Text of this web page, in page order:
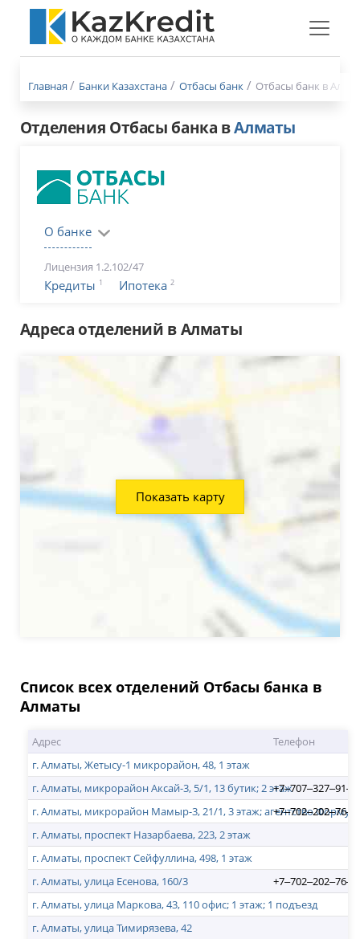
Меню
Главная Банки Казахстана Отбасы банк Отбасы банк в
Отделения Отбасы банка вАлматы
О банке
Лицензия 1.2.102/47
Кредиты 1 Ипотека 2
Адреса отделений в Алматы
Показать карту
Список всех отделений Отбасы банка в
Алматы
Адрес
Телефон
г. Алматы, Жетысу-1 микрорайон, 48, 1 этаж
г. Алматы, микрорайон Аксай-3, 5/1, 13 бутик; 2 этаж
г. Алматы, микрорайон Мамыр-3, 21/1, 3 этаж; агентство
г. Алматы, проспект Назарбаева, 223, 2 этаж
г. Алматы, проспект Сейфуллина, 498, 1 этаж
г. Алматы, улица Есенова, 160/3
г. Алматы, улица Маркова, 43, 110 офис; 1 этаж; 1 подъезд
г. Алматы, улица Тимирязева, 42